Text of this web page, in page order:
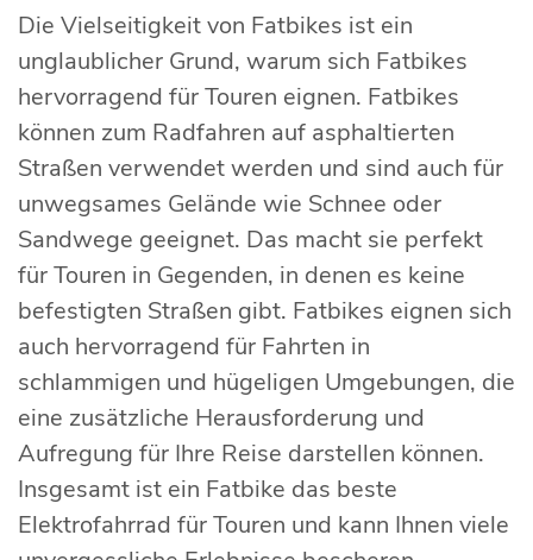
Die Vielseitigkeit von Fatbikes ist ein
unglaublicher Grund, warum sich Fatbikes
hervorragend für Touren eignen. Fatbikes
können zum Radfahren auf asphaltierten
Straßen verwendet werden und sind auch für
unwegsames Gelände wie Schnee oder
Sandwege geeignet. Das macht sie perfekt
für Touren in Gegenden, in denen es keine
befestigten Straßen gibt. Fatbikes eignen sich
auch hervorragend für Fahrten in
schlammigen und hügeligen Umgebungen, die
eine zusätzliche Herausforderung und
Aufregung für Ihre Reise darstellen können.
Insgesamt ist ein Fatbike das beste
Elektrofahrrad für Touren und kann Ihnen viele